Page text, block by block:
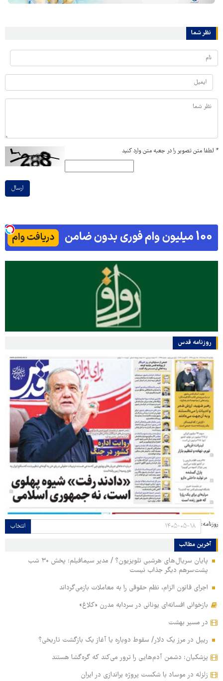
نظر شما
* لطفا متن تصویر را در جعبه متن وارد کنید
ارسال
روزنامه قدس
روزنامه: انتخاب
آخرین مطالب
پایان سریال‌های هرشبی تلویزیون؟ / مدیر سیمافیلم: پخش ۳۰ شب
پشت‌سرهم دیگر جذاب نیست
اجرای قانون الزام، نظم حقوقی را به معاملات بازمی‌گرداند
بازخوانی افسانه‌ای یونانی در سردابه مدرن «کلاغ»
در مسیر بهشت
ریپل در مرز یک دلار/ سقوط دوباره یا آغاز یک بازگشت تاریخی؟
پزشکیان: دشمن آدم‌هایی را ترور می‌کند که گره‌گشا هستند
زلزله در موساد با شکست پروژه براندازی در ایران